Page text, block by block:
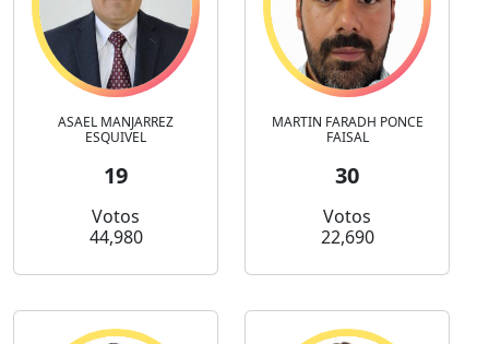
ASAEL MANJARREZ
ESQUIVEL
19
Votos
44,980
MARTIN FARADH PONCE
FAISAL
30
Votos
22,690